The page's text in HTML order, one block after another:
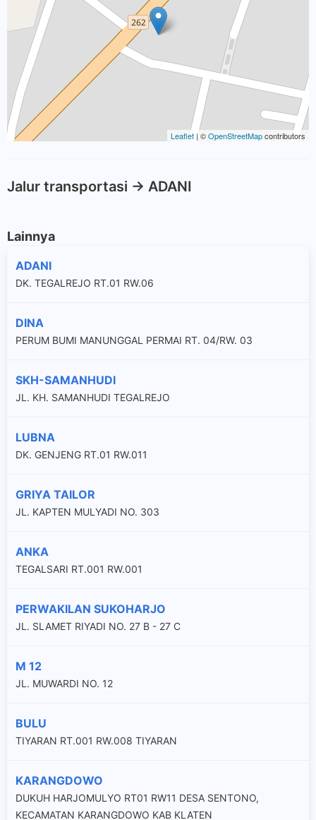
Leaflet | ©OpenStreetMapcontributors
Jalur transportasi -> ADANI
Lainnya
ADANI
DK. TEGALREJO RT.01 RW.06
DINA
PERUM BUMI MANUNGGAL PERMAI RT. 04/RW. 03
SKH-SAMANHUDI
JL. KH. SAMANHUDI TEGALREJO
LUBNA
DK. GENJENG RT.01 RW.011
GRIYA TAILOR
JL. KAPTEN MULYADI NO. 303
ANKA
TEGALSARI RT.001 RW.001
PERWAKILAN SUKOHARJO
JL. SLAMET RIYADI NO. 27 B - 27 C
M 12
JL. MUWARDI NO. 12
BULU
TIYARAN RT.001 RW.008 TIYARAN
KARANGDOWO
DUKUH HARJOMULYO RT01 RW11 DESA SENTONO,
KECAMATAN KARANGDOWO KAB KLATEN